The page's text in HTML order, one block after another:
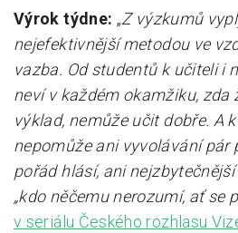
Výrok týdne: „Z výzkumů
nejefektivnější metodou ve
vazba. Od studentů k učiteli i
neví v každém okamžiku, zda
výklad, nemůže učit dobře. A
nepomůže ani vyvolávání pár
pořád hlásí, ani
„kdo něčemu nerozumí, ať se
v seriálu Českého rozhlasu